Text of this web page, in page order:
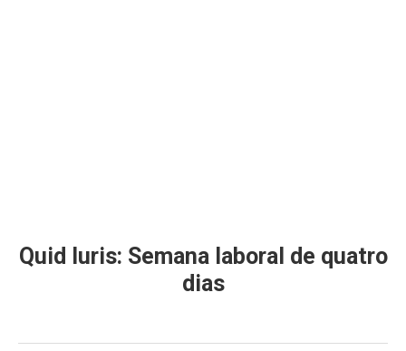
Quid Iuris: Semana laboral de quatro
dias